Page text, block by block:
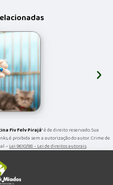
›
Fiv Felv Pirajá" é de direito reservado. Sua
é proibida sem a autorização do autor. Crime de
–Lei 9610/98 - Lei de direitos autorais.